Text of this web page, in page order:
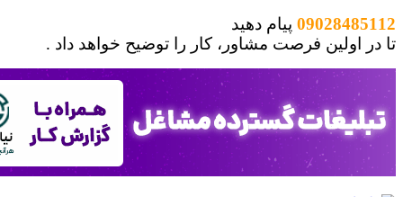
پیام دهید
فرصت مشاور، کار را توضیح خواهد داد .